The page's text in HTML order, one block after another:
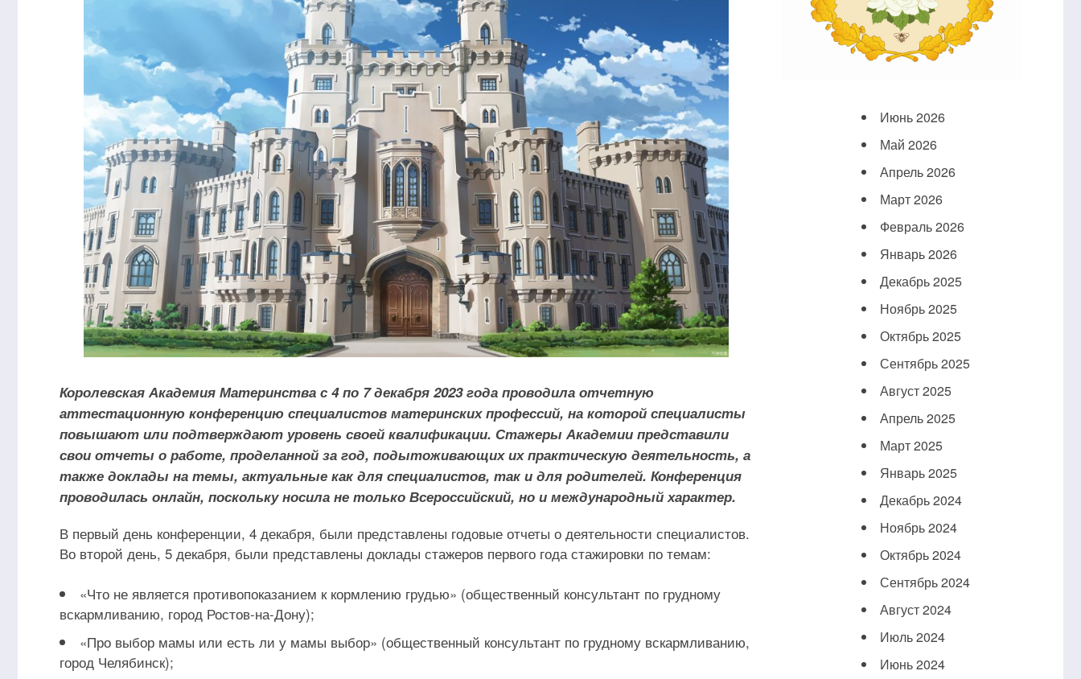
Королевская Академия Материнства с 4 по 7 декабря 2023 года проводила отчетную
аттестационную конференцию специалистов материнских профессий, на которой специалисты
повышают или подтверждают уровень своей квалификации. Стажеры Академии представили
свои отчеты о работе, проделанной за год, подытоживающих их практическую деятельность, а
также доклады на темы, актуальные как для специалистов, так и для родителей. Конференция
проводилась онлайн, поскольку носила не только Всероссийский, но и международный характер.
В первый день конференции, 4 декабря, были представлены годовые отчеты о деятельности специалистов.
Во второй день, 5 декабря, были представлены доклады стажеров первого года стажировки по темам:
«Что не является противопоказанием к кормлению грудью» (общественный консультант по грудному
вскармливанию, город Ростов-на-Дону);
«Про выбор мамы или есть ли у мамы выбор» (общественный консультант по грудному вскармливанию,
город Челябинск);
Июнь 2026
Май 2026
Апрель 2026
Март 2026
Февраль 2026
Январь 2026
Декабрь 2025
Ноябрь 2025
Октябрь 2025
Сентябрь 2025
Август 2025
Апрель 2025
Март 2025
Январь 2025
Декабрь 2024
Ноябрь 2024
Октябрь 2024
Сентябрь 2024
Август 2024
Июль 2024
Июнь 2024